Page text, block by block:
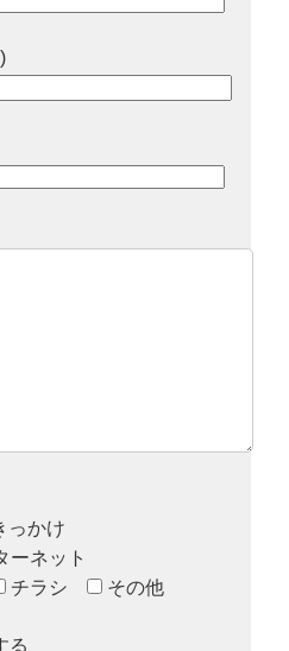
っかけ
ーネット
チラシ その他
る